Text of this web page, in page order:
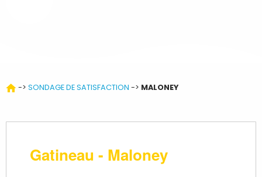
-> SONDAGE DE SATISFACTION -> MALONEY